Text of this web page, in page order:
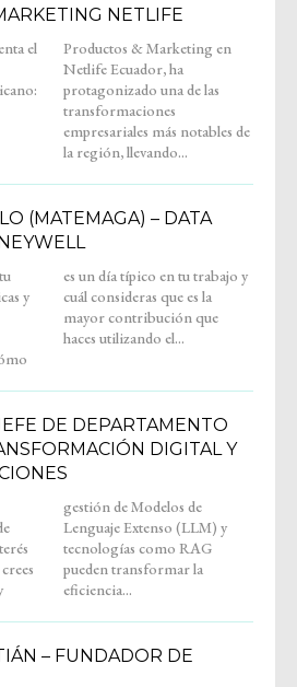
NETLIFE
el
en
las
la región, llevando...
(MATEMAGA) – DATA
y
y
la
haces utilizando el...
DE DEPARTAMENTO
DIGITAL Y
y
la
eficiencia...
– FUNDADOR DE